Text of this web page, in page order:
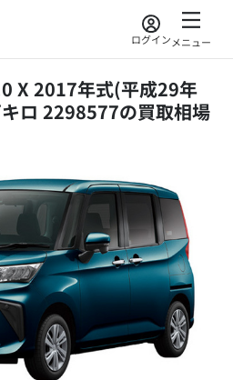
ログインメニュー
X 2017年式(平成29年
ロ 2298577の買取相場